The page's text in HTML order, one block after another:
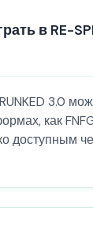
в RE-
3.0
как
доступным